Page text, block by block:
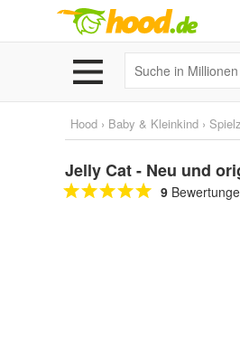
Hood › Baby & Kleinkind ›
Jelly Cat - Neu und
9